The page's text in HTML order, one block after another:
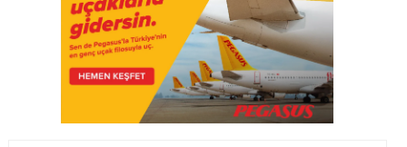
HAVAALANI • 31 ARA 2025
TÜRKIYE’YI ETKISI ALTINA
ALAN SOĞUK HAVA VE
KAR YAĞIŞI NEDENIYLE
HAVAYOLU
SEFERLERINDE İPTALLER